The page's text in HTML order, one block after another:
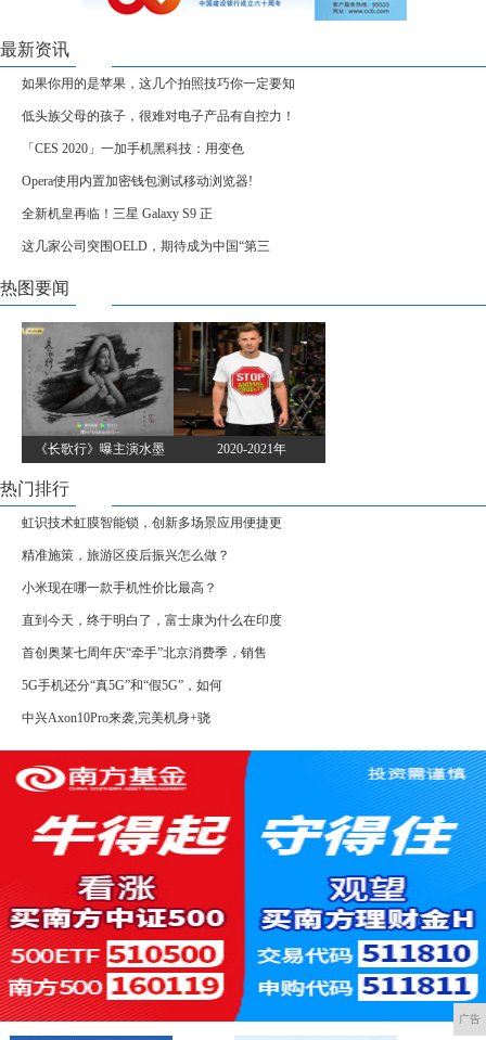
最新资讯
如果你用的是苹果，这几个拍照技巧你一定要知
低头族父母的孩子，很难对电子产品有自控力！
「CES 2020」一加手机黑科技：用变色
Opera使用内置加密钱包测试移动浏览器!
全新机皇再临！三星 Galaxy S9 正
这几家公司突围OELD，期待成为中国“第三
热图要闻
《长歌行》曝主演水墨 2020-2021年
热门排行
虹识技术虹膜智能锁，创新多场景应用便捷更
精准施策，旅游区疫后振兴怎么做？
小米现在哪一款手机性价比最高？
直到今天，终于明白了，富士康为什么在印度
首创奥莱七周年庆“牵手”北京消费季，销售
5G手机还分“真5G”和“假5G”，如何
中兴Axon10Pro来袭,完美机身+骁
广告